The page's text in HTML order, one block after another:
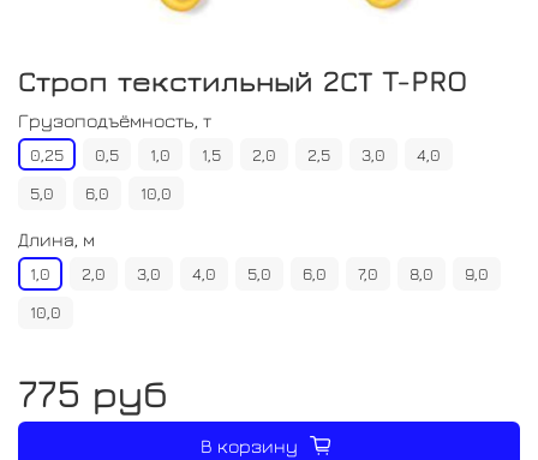
Строп текстильный 2СТ T-PRO
Грузоподъёмность, т
0,25 0,5 1,0 1,5 2,0 2,5 3,0
4,0
5,0
6,0 10,0
Длина, м
1,0 2,0 3,0 4,0 5,0 6,0 7,0 8,0
9,0
10,0
775 руб
В корзину